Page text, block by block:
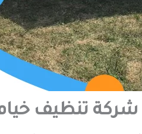
شركة تنظيف